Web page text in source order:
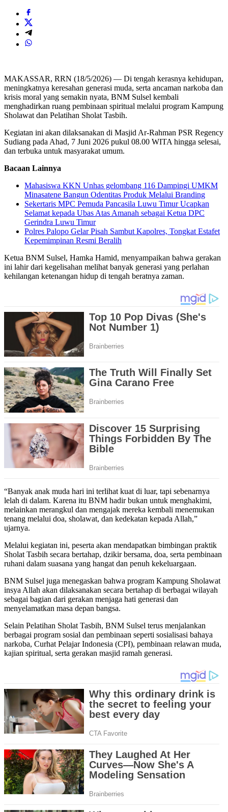
MAKASSAR, RRN (18/5/2026) — Di tengah kerasnya kehidupan,
meningkatnya keresahan generasi muda, serta ancaman narkoba dan
krisis moral yang semakin nyata, BNM Sulsel kembali
menghadirkan ruang pembinaan spiritual melalui program Kampung
Sholawat dan Pelatihan Sholat Tasbih.
Kegiatan ini akan dilaksanakan di Masjid Ar-Rahman PSR Regency
Sudiang pada Ahad, 7 Juni 2026 pukul 08.00 WITA hingga selesai,
dan terbuka untuk masyarakat umum.
Bacaan Lainnya
Mahasiswa KKN Unhas gelombang 116 Dampingi UMKM
Minasatene Bangun Odentitas Produk Melalui Branding
Sekertaris MPC Pemuda Pancasila Luwu Timur Ucapkan
Selamat kepada Ubas Atas Amanah sebagai Ketua DPC
Gerindra Luwu Timur
Polres Palopo Gelar Pisah Sambut Kapolres, Tongkat Estafet
Kepemimpinan Resmi Beralih
Ketua BNM Sulsel, Hamka Hamid, menyampaikan bahwa gerakan
ini lahir dari kegelisahan melihat banyak generasi yang perlahan
kehilangan ketenangan hidup di tengah beratnya zaman.
“Banyak anak muda hari ini terlihat kuat di luar, tapi sebenarnya
lelah di dalam. Karena itu BNM hadir bukan untuk menghakimi,
melainkan merangkul dan mengajak mereka kembali menemukan
tenang melalui doa, sholawat, dan kedekatan kepada Allah,”
ujarnya.
Melalui kegiatan ini, peserta akan mendapatkan bimbingan praktik
Sholat Tasbih secara bertahap, dzikir bersama, doa, serta pembinaan
ruhani dalam suasana yang hangat dan penuh kekeluargaan.
BNM Sulsel juga menegaskan bahwa program Kampung Sholawat
insya Allah akan dilaksanakan secara bertahap di berbagai wilayah
sebagai bagian dari gerakan menjaga hati generasi dan
menyelamatkan masa depan bangsa.
Selain Pelatihan Sholat Tasbih, BNM Sulsel terus menjalankan
berbagai program sosial dan pembinaan seperti sosialisasi bahaya
narkoba, Curhat Pelajar Indonesia (CPI), pembinaan relawan muda,
kajian spiritual, serta gerakan masjid ramah generasi.